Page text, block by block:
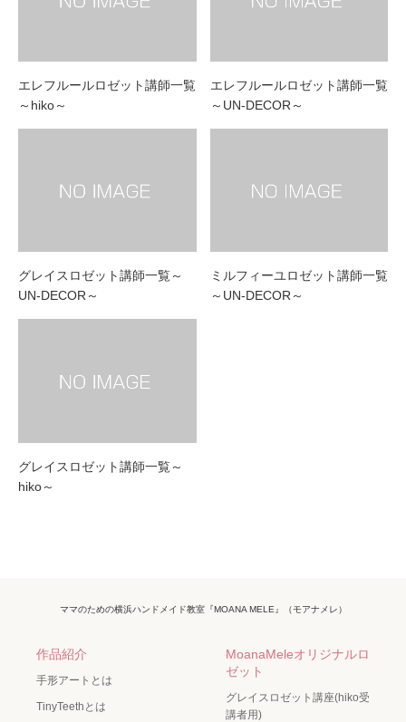
エレフルールロゼット講師一覧
～hiko～
エレフルールロゼット講師一覧
～UN-DECOR～
グレイスロゼット講師一覧～
UN-DECOR～
ミルフィーユロゼット講師一覧
～UN-DECOR～
グレイスロゼット講師一覧～
hiko～
ママのための横浜ハンドメイド教室『MOANA MELE』（モアナメレ）
作品紹介
手形アートとは
TinyTeethとは
MoanaMeleオリジナルロ
ゼット
グレイスロゼット講座(hiko受
講者用)